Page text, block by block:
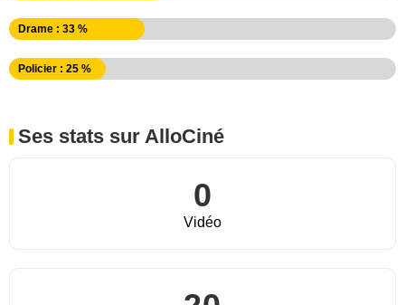
Drame : 33 %
Policier : 25 %
Ses stats sur AlloCiné
0
Vidéo